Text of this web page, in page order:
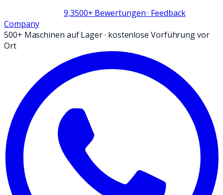
9,3500+ Bewertungen· Feedback
Company
500+ Maschinen auf Lager· kostenlose Vorführung vor
Ort